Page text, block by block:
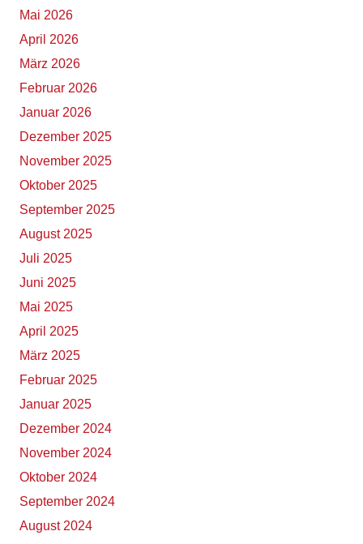
Mai 2026
April 2026
März 2026
Februar 2026
Januar 2026
Dezember 2025
November 2025
Oktober 2025
September 2025
August 2025
Juli 2025
Juni 2025
Mai 2025
April 2025
März 2025
Februar 2025
Januar 2025
Dezember 2024
November 2024
Oktober 2024
September 2024
August 2024